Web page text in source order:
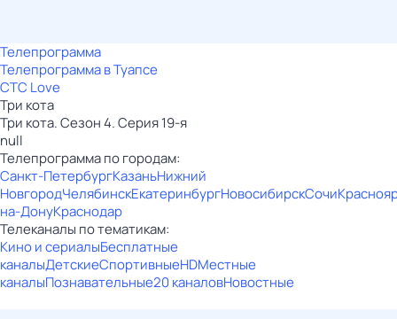
Телепрограмма
Телепрограмма в Туапсе
СТС Love
Три кота
Три кота. Сезон 4. Серия 19-я
null
Телепрограмма по городам:
Санкт-ПетербургКазаньНижний
НовгородЧелябинскЕкатеринбургНовосибирскСочи
на-ДонуКраснодар
Телеканалы по тематикам:
Кино и сериалыБесплатные
каналыДетскиеСпортивныеHDМестные
каналыПознавательные20 каналовНовостные